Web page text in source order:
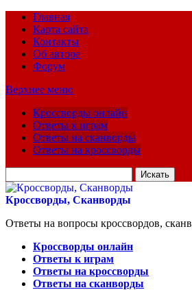
Главная
Карта сайта
Контакты
Об авторе
Форум
Верхнее меню
Кроссворды онлайн
Ответы к играм
Ответы на сканворды
Ответы на кроссворды
для:
Кроссворды, Сканворды
Ответы на вопросы кроссвордов,
Кроссворды онлайн
Ответы к играм
Ответы на кроссворды
Ответы на сканворды